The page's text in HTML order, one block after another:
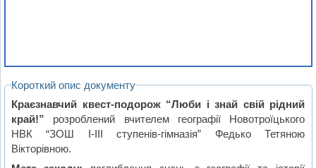
Короткий опис документу
Краєзнавчий квест-подорож “Люби і знай свій рідний
край!” розроблений вчителем географії Новотроїцького
НВК “ЗОШ I-III ступенів-гімназія” Федько Тетяною
Вікторівною.